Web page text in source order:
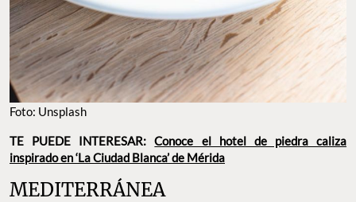
Foto: Unsplash
TE PUEDE INTERESAR:Conoce el hotel de piedra caliza
inspirado en ‘La Ciudad Blanca’ de Mérida
MEDITERRÁNEA